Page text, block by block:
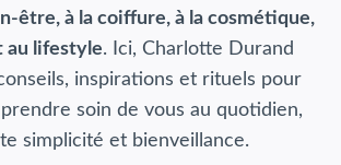
être, à la coiffure, à la cosmétique,
au lifestyle. Ici, Charlotte Durand
inspirations et rituels pour
soin de vous au quotidien,
simplicité et bienveillance.